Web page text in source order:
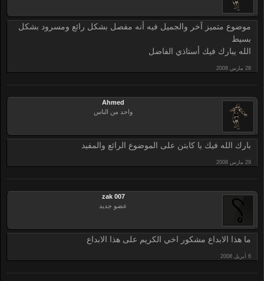
موضوع متميز آخر والجميل فيه أنه مفصل بشكل رائع ومسرود بشكل
بسيط
الله يبارك فيك أستاذي الفاضل
Ahmed
واحد من الناس
بارك الله فيك يا كابتن على الموضوع الرائع والمفيد
zak 007
عضو جديد
ما هذا الابداع مشكور اخي الكريم على هذا الابداع